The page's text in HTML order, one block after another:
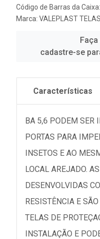
Código de Barras da
Marca: VALEPLAST TELAS
cadastre-se
Características
BA 5,6 PODEM SER
PORTAS PARA
INSETOS E AO
LOCAL AREJADO.
DESENVOLVIDAS
RESISTÊNCIA E
TELAS DE
INSTALAÇÃO E